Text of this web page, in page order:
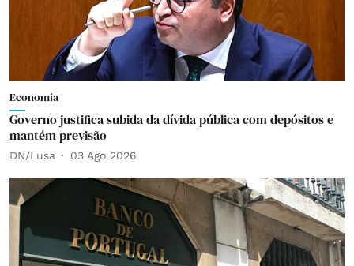
Economia
Governo justifica subida da dívida pública com depósitos e
mantém previsão
DN/Lusa 03 Ago 2026